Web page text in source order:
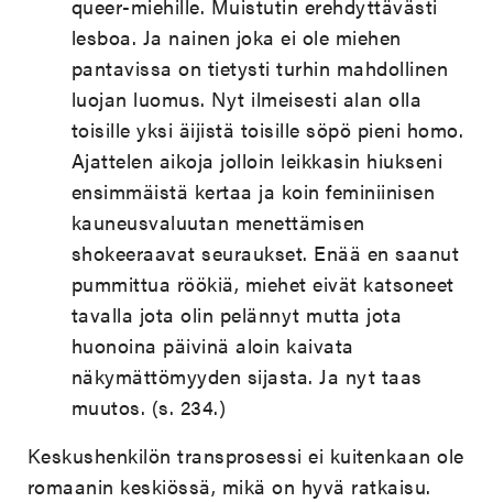
queer-miehille. Muistutin erehdyttävästi
lesboa. Ja nainen joka ei ole miehen
pantavissa on tietysti turhin mahdollinen
luojan luomus. Nyt ilmeisesti alan olla
toisille yksi äijistä toisille söpö pieni homo.
Ajattelen aikoja jolloin leikkasin hiukseni
ensimmäistä kertaa ja koin feminiinisen
kauneusvaluutan menettämisen
shokeeraavat seuraukset. Enää en saanut
pummittua röökiä, miehet eivät katsoneet
tavalla jota olin pelännyt mutta jota
huonoina päivinä aloin kaivata
näkymättömyyden sijasta. Ja nyt taas
muutos. (s. 234.)
Keskushenkilön transprosessi ei kuitenkaan ole
romaanin keskiössä, mikä on hyvä ratkaisu.